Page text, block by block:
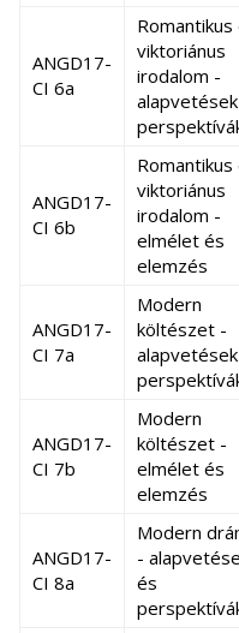
ANGD17-
CI 6a
Romantikus
viktoriánus
irodalom -
ANGD17-
CI 6b
Romantikus
viktoriánus
irodalom -
elmélet és
elemzés
ANGD17-
CI 7a
Modern
költészet -
ANGD17-
CI 7b
Modern
költészet -
elmélet és
elemzés
ANGD17-
CI 8a
Modern
-
és